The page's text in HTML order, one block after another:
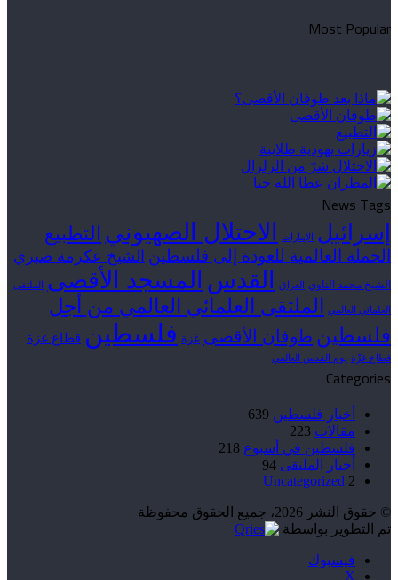
Most Popular
News Tags
إسرائيل الإمارات الاحتلال الصهيوني التطبيع
الحملة العالمية للعودة إلى فلسطين الشيخ عكرمة صبري
الشيخ محمد الناوي العراق القدس المسجد الأقصى الملتقى
العلمائي العالمي
الملتقى العلمائي العالمي من أجل
فلسطين طوفان الأقصى غزة فلسطين قطاع غزة
قطاع غزّة يوم القدس العالمي
Categories
أخبار فلسطين 639
مقالات 223
فلسطين في أسبوع 218
أخبار الملتقى 94
Uncategorized 2
© حقوق النشر 2026، جميع الحقوق محفوظة
تم التطوير بواسطة
فيسبوك
‫X